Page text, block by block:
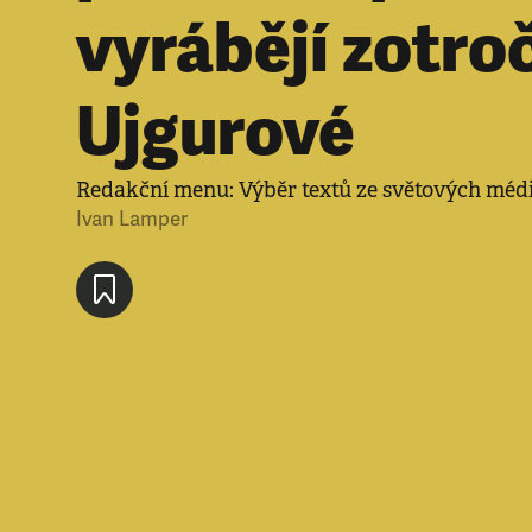
vyrábějí
Ujgurové
Redakční menu: Výběr textů ze světových
Ivan Lamper